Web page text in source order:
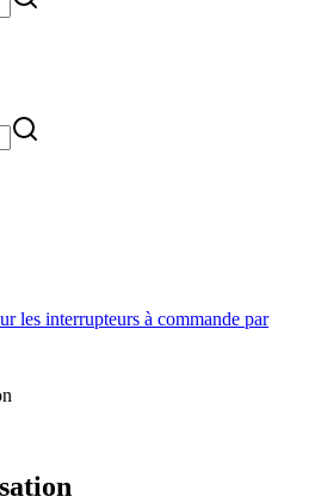
les interrupteurs à commande par